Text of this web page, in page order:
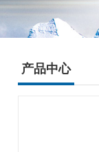
产品中心